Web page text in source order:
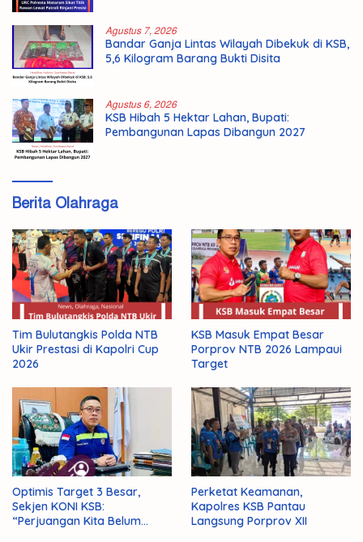
Agustus 7, 2026
Bandar Ganja Lintas Wilayah Dibekuk di KSB,
5,6 Kilogram Barang Bukti Disita
Agustus 6, 2026
KSB Hibah 5 Hektar Lahan, Bupati:
Pembangunan Lapas Dibangun 2027
Berita Olahraga
Tim Bulutangkis Polda NTB
Ukir Prestasi di Kapolri Cup
2026
KSB Masuk Empat Besar
Porprov NTB 2026 Lampaui
Target
Optimis Target 3 Besar,
Sekjen KONI KSB:
“Perjuangan Kita Belum
Perketat Keamanan,
Kapolres KSB Pantau
Langsung Porprov XII